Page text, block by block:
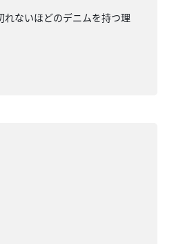
ないほどのデニムを持つ理